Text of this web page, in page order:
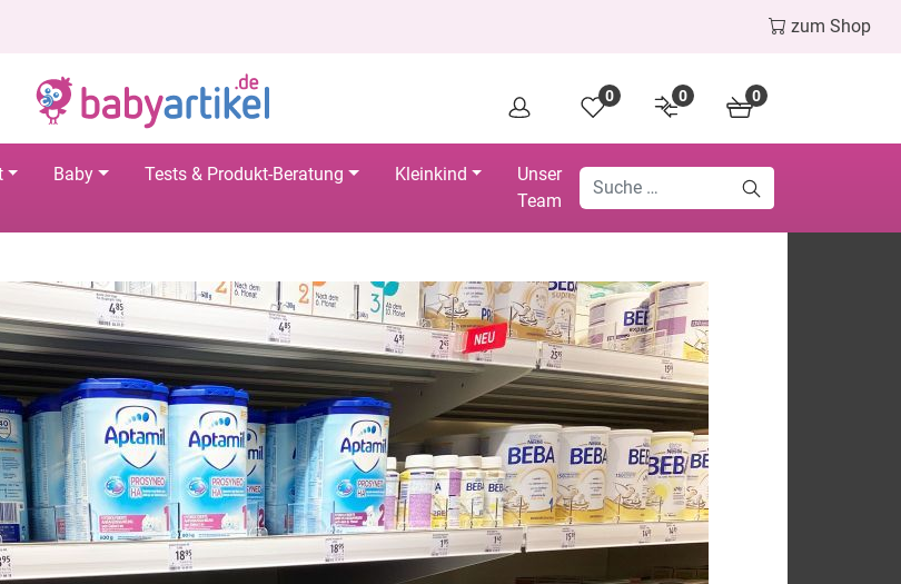
zum Shop
0
0
0
Baby Tests & Produkt-Beratung Kleinkind
Unser
Team